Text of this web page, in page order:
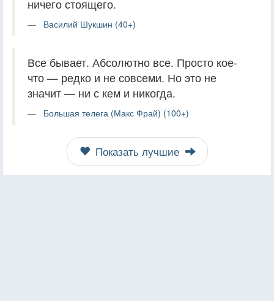
ничего стоящего.
Василий Шукшин (40+)
Все бывает. Абсолютно все. Просто кое-
что — редко и не совсеми. Но это не
значит — ни с кем и никогда.
Большая телега (Макс Фрай) (100+)
Показать лучшие